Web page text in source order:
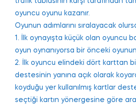
oyuncu oyunu kazanır.
Oyunun adımlarını sıralayacak
1. İlk oynayışta küçük olan oyuncu
oyun oynanıyorsa bir önceki
2. İlk oyuncu elindeki dört karttan
destesinin yanına açık olarak
koyduğu yer kullanılmış kartlar
seçtiği kartın yönergesine göre